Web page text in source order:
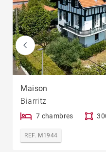
Maison
Biarritz
7 chambres
REF. M1944